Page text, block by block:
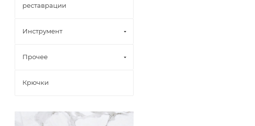
реставрации
Инструмент
Прочее
Крючки